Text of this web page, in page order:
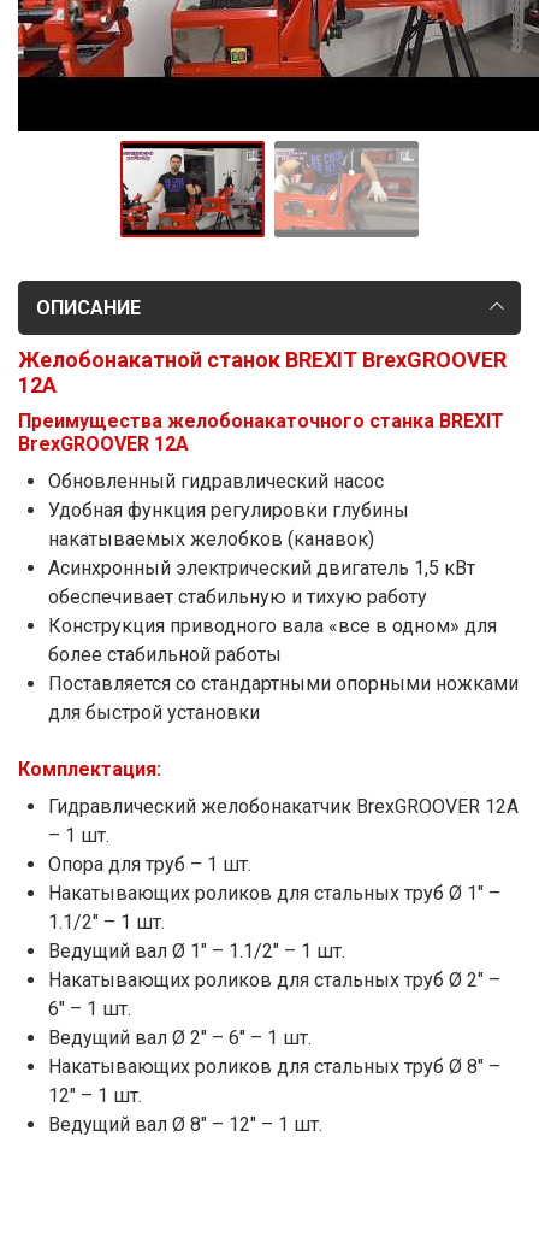
ОПИСАНИЕ
Желобонакатной станок BREXIT BrexGROOVER
12A
Преимущества желобонакаточного станка BREXIT
BrexGROOVER 12A
Обновленный гидравлический насос
Удобная функция регулировки глубины
накатываемых желобков (канавок)
Асинхронный электрический двигатель 1,5 кВт
обеспечивает стабильную и тихую работу
Конструкция приводного вала «все в одном» для
более стабильной работы
Поставляется со стандартными опорными ножками
для быстрой установки
Комплектация:
Гидравлический желобонакатчик BrexGROOVER 12A
– 1 шт.
Опора для труб – 1 шт.
Накатывающих роликов для стальных труб Ø 1" –
1.1/2" – 1 шт.
Ведущий вал Ø 1" – 1.1/2" – 1 шт.
Накатывающих роликов для стальных труб Ø 2" –
6" – 1 шт.
Ведущий вал Ø 2" – 6" – 1 шт.
Накатывающих роликов для стальных труб Ø 8" –
12" – 1 шт.
Ведущий вал Ø 8" – 12" – 1 шт.